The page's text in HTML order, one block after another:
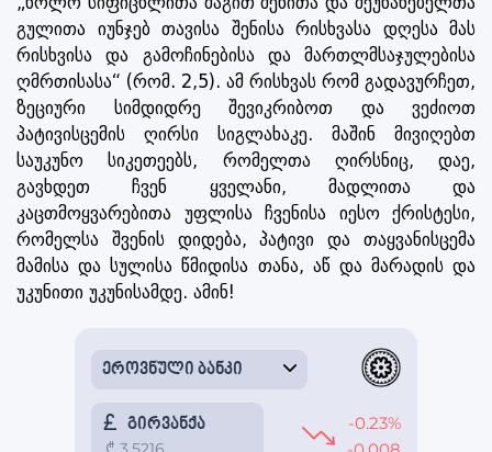
გულითა იუნჯებ თავისა შენისა რისხვასა დღესა მას
რისხვისა და გამოჩინებისა და მართლმსაჯულებისა
ღმრთისასა“ (რომ. 2,5). ამ რისხვას რომ გადავურჩეთ,
ზეციური სიმდიდრე შევიკრიბოთ და ვეძიოთ
პატივისცემის ღირსი სიგლახაკე. მაშინ მივიღებთ
საუკუნო სიკეთეებს, რომელთა ღირსნიც, დაე,
გავხდეთ ჩვენ ყველანი, მადლითა და
კაცთმოყვარებითა უფლისა ჩვენისა იესო ქრისტესი,
რომელსა შვენის დიდება, პატივი და თაყვანისცემა
მამისა და სულისა წმიდისა თანა, აწ და მარადის და
უკუნითი უკუნისამდე. ამინ!